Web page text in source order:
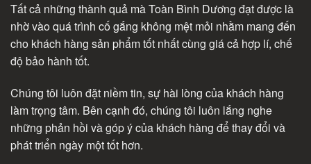
Tất cả những thành quả mà Toàn Bình Dương đạt được là
nhờ vào quá trình cố gắng không mệt mỏi nhằm mang đến
cho khách hàng sản phẩm tốt nhất cùng giá cả hợp lí, chế
độ bảo hành tốt.
Chúng tôi luôn đặt niềm tin, sự hài lòng của khách hàng
làm trọng tâm. Bên cạnh đó, chúng tôi luôn lắng nghe
những phản hồi và góp ý của khách hàng để thay đổi và
phát triển ngày một tốt hơn.